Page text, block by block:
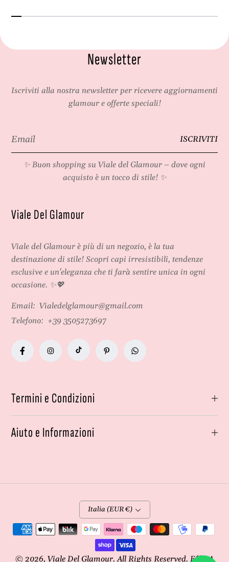
Newsletter
Iscriviti alla nostra newsletter per ricevere aggiornamenti
glamour e offerte speciali!
ISCRIVITI
✨ Buon shopping su Viale del Glamour – dove ogni
acquisto è un tocco di stile! ✨
Viale Del Glamour
Viale del Glamour è più di un negozio, è la tua
destinazione di stile! Scopri capi irresistibili, tendenze
esclusive e un'eleganza che ti farà sentire unica in ogni
occasione. ✨💖
Email: Vialedelglamour@gmail.com
Telefono: +39 3505273697
Termini e Condizioni
Aiuto e Informazioni
Italia (EUR €)
© 2026, Viale Del Glamour. All Rights Reserved. Effe4A
Metodi